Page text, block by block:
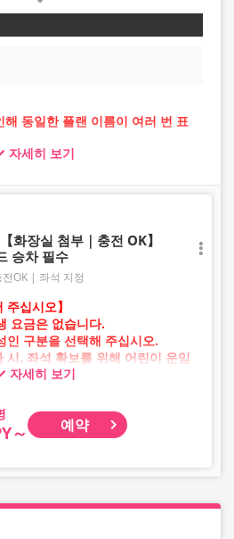
동일한 플랜 이름이 여러 번 표
가 발생할 가능성이 있습니다.
시기 바랍니다.
자세히 보기
화장실 첨부｜충전 OK】
승차 필수
전OK 좌석 지정
주십시오】
요금은 없습니다.
인 구분을 선택해 주십시오.
시, 좌석 확보를 위해 어린이 운임
시스템 점검으로 인해 예약이 불가
해 주십시오.
자세히 보기
～ 예약